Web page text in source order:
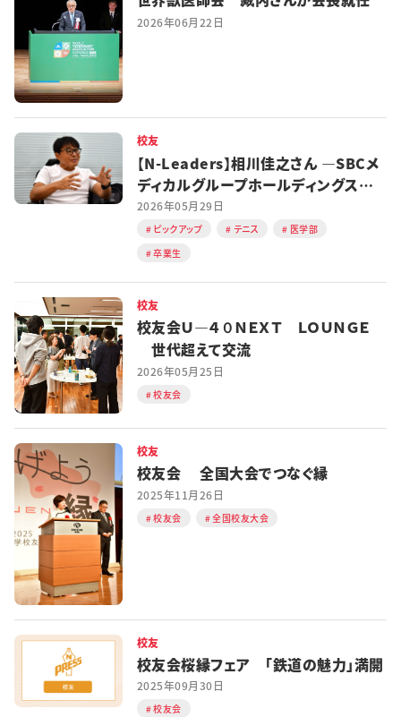
2026年06月22日
校友
【N-Leaders】相川佳之さん ―SBCメ
ディカルグループホールディングス
CEO
2026年05月29日
ピックアップ テニス
医学部
卒業生
校友
校友会Ｕ―４０ＮＥＸＴ ＬＯＵＮＧＥ
世代超えて交流
2026年05月25日
校友会
校友
校友会 全国大会でつなぐ縁
2025年11月26日
校友会 全国校友大会
校友
校友会桜縁フェア 「鉄道の魅力」満開
2025年09月30日
校友会